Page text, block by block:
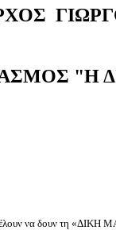
"Η
να δουν τη